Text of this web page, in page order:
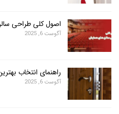
اصول کلی طراحی سالن های
آگوست 6, 2025
راهنمای انتخاب بهترین درب
آگوست 6, 2025